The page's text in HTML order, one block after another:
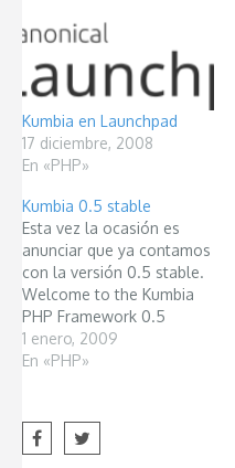
Kumbia en Launchpad
17 diciembre, 2008
En «PHP»
Kumbia 0.5 stable
Esta vez la ocasión es
anunciar que ya contamos
con la versión 0.5 stable.
Welcome to the Kumbia
PHP Framework 0.5
Release Stable!.
INFORMACIÓN DEL
Release Stable (revision
739). Released on 2009-
1 enero, 2009
En «PHP»